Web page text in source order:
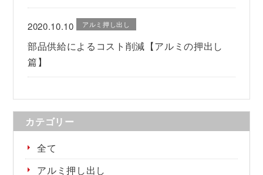
2020.10.10 アルミ押し出し
部品供給によるコスト削減【アルミの押出し
篇】
カテゴリー
全て
アルミ押し出し